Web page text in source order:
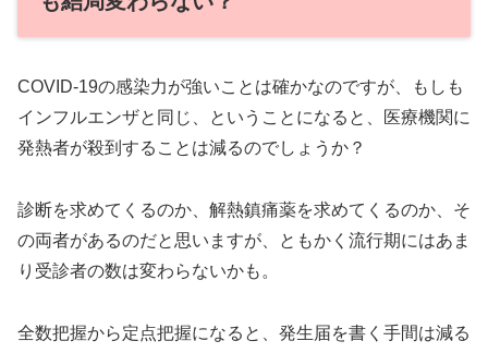
COVID-19の感染力が強いことは確かなのですが、もしも
インフルエンザと同じ、ということになると、医療機関に
発熱者が殺到することは減るのでしょうか？
診断を求めてくるのか、解熱鎮痛薬を求めてくるのか、そ
の両者があるのだと思いますが、ともかく流行期にはあま
り受診者の数は変わらないかも。
全数把握から定点把握になると、発生届を書く手間は減る